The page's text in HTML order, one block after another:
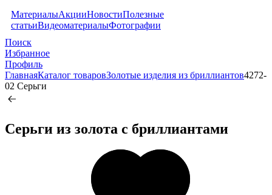
МатериалыАкцииНовостиПолезные
статьиВидеоматериалыФотографии
Поиск
Избранное
Профиль
ГлавнаяКаталог товаровЗолотые изделия из бриллиантов4272-
02 Серьги
Серьги из золота c бриллиантами